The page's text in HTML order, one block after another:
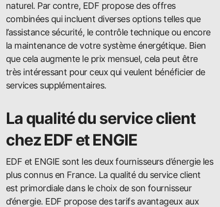
naturel. Par contre, EDF propose des offres
combinées qui incluent diverses options telles que
l’assistance sécurité, le contrôle technique ou encore
la maintenance de votre système énergétique. Bien
que cela augmente le prix mensuel, cela peut être
très intéressant pour ceux qui veulent bénéficier de
services supplémentaires.
La qualité du service client
chez EDF et ENGIE
EDF et ENGIE sont les deux fournisseurs d’énergie les
plus connus en France. La qualité du service client
est primordiale dans le choix de son fournisseur
d’énergie. EDF propose des tarifs avantageux aux